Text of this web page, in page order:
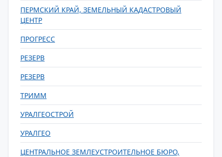
ПЕРМСКИЙ КРАЙ, ЗЕМЕЛЬНЫЙ КАДАСТРОВЫЙ
ЦЕНТР
ПРОГРЕСС
РЕЗЕРВ
РЕЗЕРВ
ТРИММ
УРАЛГЕОСТРОЙ
УРАЛГЕО
ЦЕНТРАЛЬНОЕ ЗЕМЛЕУСТРОИТЕЛЬНОЕ БЮРО,